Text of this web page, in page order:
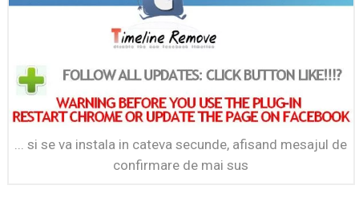
... si se va instala in cateva secunde, afisand mesajul de
confirmare de mai sus